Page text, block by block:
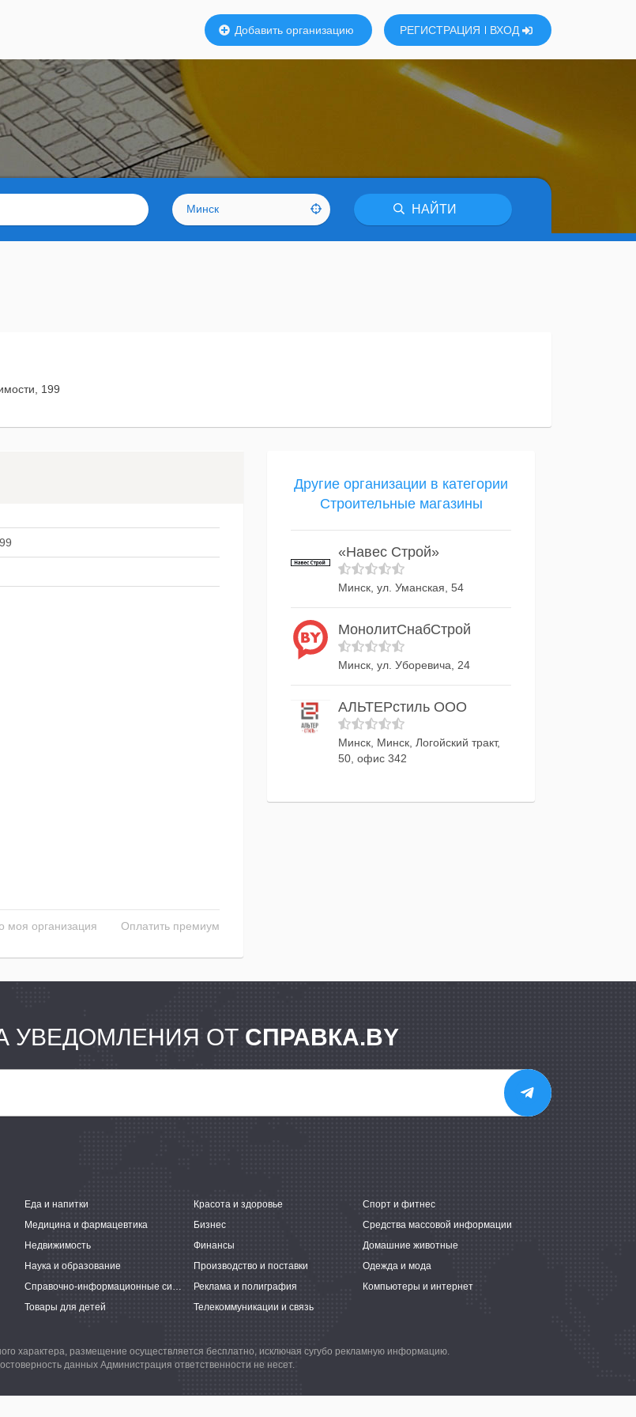
Добавить организацию РЕГИСТРАЦИЯ ВХОД
Минск НАЙТИ
199
моя организация Оплатить премиум
Другие организации в категории
Строительные магазины
«Навес Строй»
Минск, ул. Уманская, 54
МонолитСнабСтрой
Минск, ул. Уборевича, 24
АЛЬТЕРстиль ООО
Минск, Минск, Логойский тракт,
50, офис 342
УВЕДОМЛЕНИЯ ОТ СПРАВКА.BY
Еда и напитки Красота и здоровье
Спорт и фитнес
Медицина и фармацевтика Бизнес
Средства массовой информации
Недвижимость Финансы
Домашние животные
Наука и образование Производство и поставки
Одежда и мода
Справочно-информационные системы Реклама и полиграфия
Компьютеры и интернет
Товары для детей Телекоммуникации и связь
характера, размещение осуществляется бесплатно, исключая сугубо рекламную информацию.
данных Администрация ответственности не несет.